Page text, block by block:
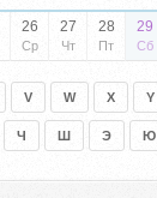
26
Ср
27
Чт
28
Пт
29
Сб
V W X Y
Ч Ш Э Ю